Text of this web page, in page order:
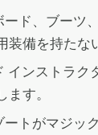
ード、ブーツ
備を持たな
インストラ
す。
トがマジッ